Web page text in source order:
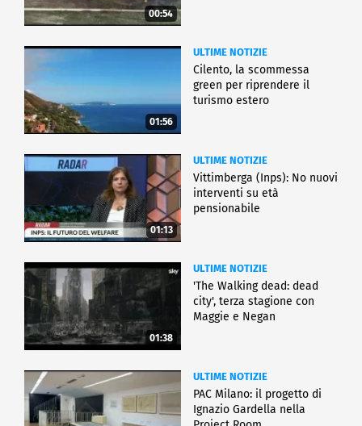
00:54
01:56
ULTIME NOTIZIE
Cilento, la scommessa
green per riprendere il
turismo estero
01:13
ULTIME NOTIZIE
Vittimberga (Inps): No nuovi
interventi su età
pensionabile
01:38
ULTIME NOTIZIE
'The Walking dead: dead
city', terza stagione con
Maggie e Negan
ULTIME NOTIZIE
PAC Milano: il progetto di
Ignazio Gardella nella